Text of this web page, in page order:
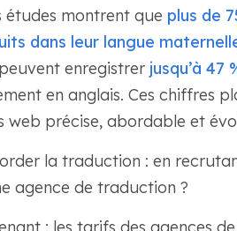
études montrent que plus de
dans leur langue
enregistrer jusqu’à 47
en anglais. Ces chiffres
web précise, abordable et
la traduction : en
agence de traduction ?